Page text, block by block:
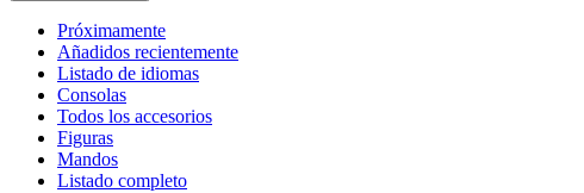
Próximamente
Añadidos recientemente
Listado de idiomas
Consolas
Todos los accesorios
Figuras
Mandos
Listado completo